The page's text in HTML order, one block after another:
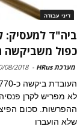
דיני עבודה
ביה"ד למעסיק:
כפול משביקשה
מערכת HRus -
08/2018
לא מפריש לקרן
ההפרשות. סכום
שלא הועברו